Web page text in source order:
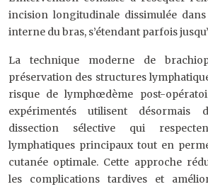
incision longitudinale dissimulée
interne du bras, s’étendant parfois
La technique moderne de
préservation des structures
risque de lymphœdème post-
expérimentés utilisent désormais
dissection sélective qui
lymphatiques principaux tout en
cutanée optimale. Cette approche
les complications tardives et